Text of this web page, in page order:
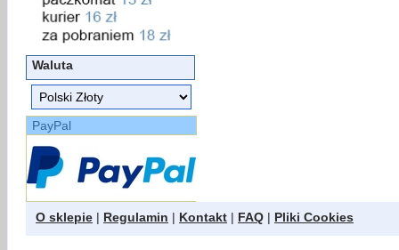
Waluta
PayPal
O sklepie | Regulamin | Kontakt | FAQ | Pliki Cookies